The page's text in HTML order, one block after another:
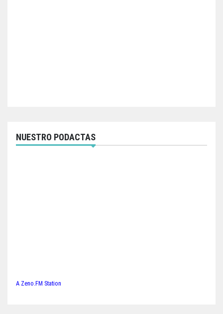
NUESTRO PODACTAS
A Zeno.FM Station